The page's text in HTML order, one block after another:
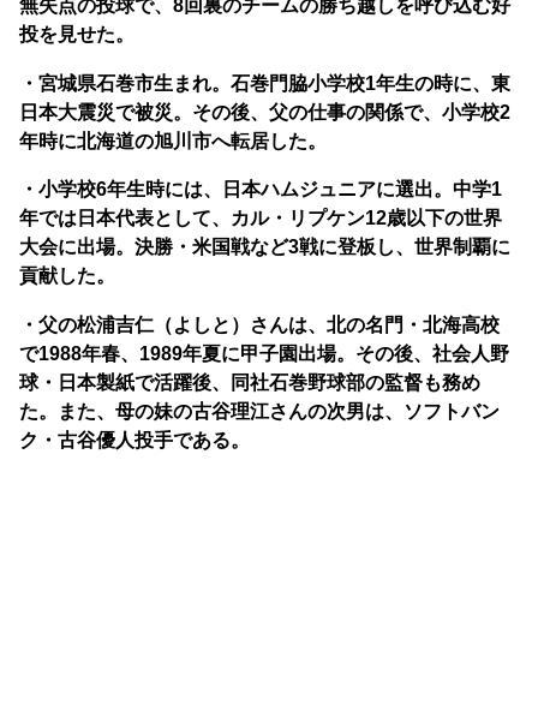
無失点の投球で、8回裏のチームの勝ち越しを呼び込む好
投を見せた。
・宮城県石巻市生まれ。石巻門脇小学校1年生の時に、東
日本大震災で被災。その後、父の仕事の関係で、小学校2
年時に北海道の旭川市へ転居した。
・小学校6年生時には、日本ハムジュニアに選出。中学1
年では日本代表として、カル・リプケン12歳以下の世界
大会に出場。決勝・米国戦など3戦に登板し、世界制覇に
貢献した。
・父の松浦吉仁（よしと）さんは、北の名門・北海高校
で1988年春、1989年夏に甲子園出場。その後、社会人野
球・日本製紙で活躍後、同社石巻野球部の監督も務め
た。また、母の妹の古谷理江さんの次男は、ソフトバン
ク・古谷優人投手である。